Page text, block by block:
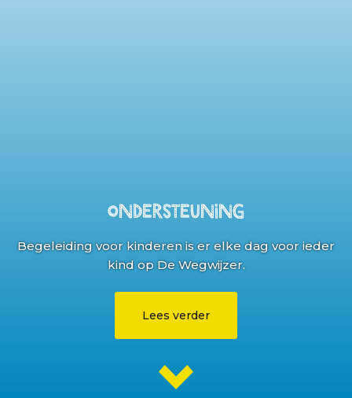
Ondersteuning
Begeleiding voor kinderen is er elke dag voor ieder
kind op De Wegwijzer.
Lees verder